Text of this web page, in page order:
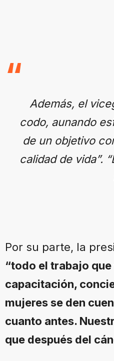
Además, el
codo, aunando
de un objetivo
calidad de vida”.
Por su parte, la
“todo el trabajo
capacitación,
mujeres se den
cuanto antes.
que después del